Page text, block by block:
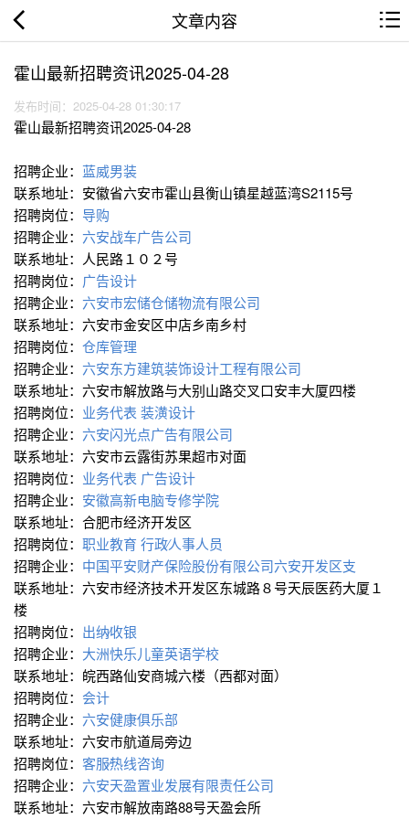
文章内容
霍山最新招聘资讯2025-04-28
发布时间：2025-04-28 01:30:17
霍山最新招聘资讯2025-04-28
招聘企业： 蓝威男装
联系地址：安徽省六安市霍山县衡山镇星越蓝湾S2115号
招聘岗位： 导购
招聘企业： 六安战车广告公司
联系地址：人民路１０２号
招聘岗位： 广告设计
招聘企业： 六安市宏储仓储物流有限公司
联系地址：六安市金安区中店乡南乡村
招聘岗位： 仓库管理
招聘企业： 六安东方建筑装饰设计工程有限公司
联系地址：六安市解放路与大别山路交叉口安丰大厦四楼
招聘岗位： 业务代表 装潢设计
招聘企业： 六安闪光点广告有限公司
联系地址：六安市云露街苏果超市对面
招聘岗位： 业务代表 广告设计
招聘企业： 安徽高新电脑专修学院
联系地址：合肥市经济开发区
招聘岗位： 职业教育 行政∕人事人员
招聘企业： 中国平安财产保险股份有限公司六安开发区支
联系地址：六安市经济技术开发区东城路８号天辰医药大厦１
楼
招聘岗位： 出纳∕收银
招聘企业： 大洲快乐儿童英语学校
联系地址：皖西路仙安商城六楼（西都对面）
招聘岗位： 会计
招聘企业： 六安健康俱乐部
联系地址：六安市航道局旁边
招聘岗位： 客服∕热线咨询
招聘企业： 六安天盈置业发展有限责任公司
联系地址：六安市解放南路88号天盈会所